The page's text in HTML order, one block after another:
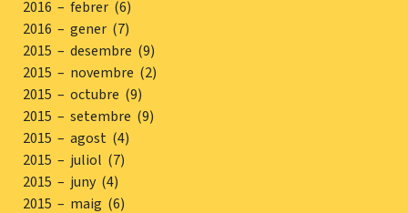
2016 – febrer (6)
2016 – gener (7)
2015 – desembre (9)
2015 – novembre (2)
2015 – octubre (9)
2015 – setembre (9)
2015 – agost (4)
2015 – juliol (7)
2015 – juny (4)
2015 – maig (6)